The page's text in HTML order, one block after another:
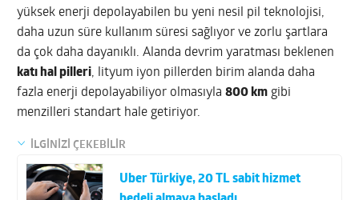
yüksek enerji depolayabilen bu yeni nesil pil teknolojisi,
daha uzun süre kullanım süresi sağlıyor ve zorlu şartlara
da çok daha dayanıklı. Alanda devrim yaratması beklenen
katı hal pilleri, lityum iyon pillerden birim alanda daha
fazla enerji depolayabiliyor olmasıyla800 km gibi
menzilleri standart hale getiriyor.
İLGİNİZİ ÇEKEBİLİR
Uber Türkiye, 20 TL sabit hizmet